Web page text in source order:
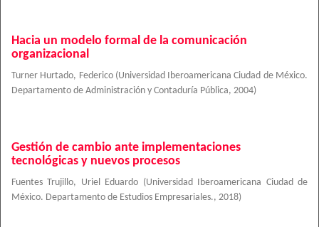
Hacia un modelo formal de la comunicación
organizacional
Turner Hurtado, Federico (Universidad Iberoamericana Ciudad de México.
Departamento de Administración y Contaduría Pública, 2004)
Gestión de cambio ante implementaciones
tecnológicas y nuevos procesos
Fuentes Trujillo, Uriel Eduardo (Universidad Iberoamericana Ciudad de
México. Departamento de Estudios Empresariales., 2018)